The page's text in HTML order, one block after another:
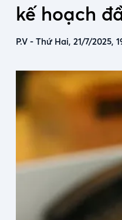
kế hoạch
P.V - Thứ Hai, 21/7/2025,